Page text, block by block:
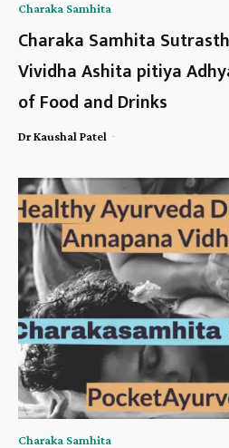
Charaka Samhita
Charaka Samhita
Vividha Ashita pitiya
of Food and Drinks
Dr Kaushal Patel -
Charaka Samhita